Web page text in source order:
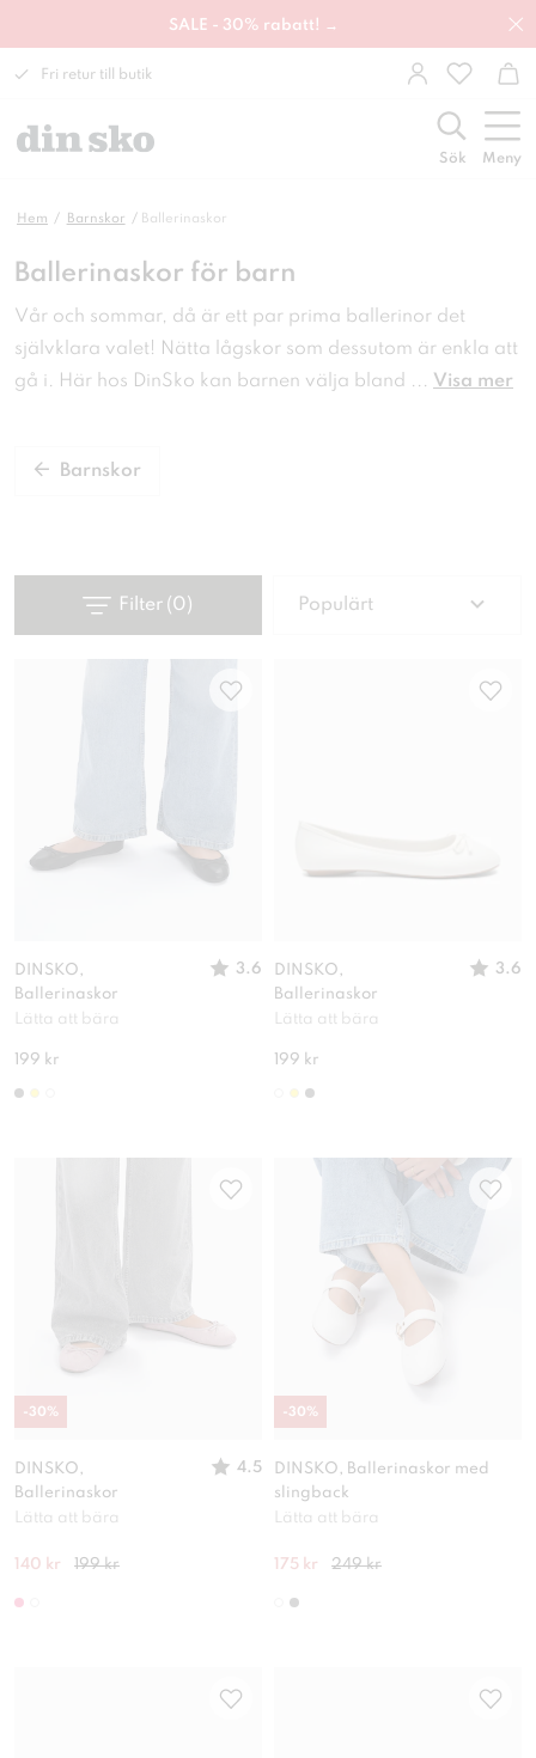
SALE - 30% rabatt! →
Fri retur till butik
Sök Meny
Hem Barnskor Ballerinaskor
Ballerinaskor för barn
Vår och sommar, då är ett par prima ballerinor det
självklara valet! Nätta lågskor som dessutom är enkla att
gå i. Här hos DinSko kan barnen välja bland ... Visa mer
Barnskor
Filter (0) Populärt
DINSKO,
Ballerinaskor
3.6
Lätta att bära
199 kr
DINSKO,
Ballerinaskor
3.6
Lätta att bära
199 kr
DINSKO,
Ballerinaskor
4.5
Lätta att bära
140 kr 199 kr
-30%
DINSKO, Ballerinaskor med
slingback
Lätta att bära
175 kr 249 kr
-30%